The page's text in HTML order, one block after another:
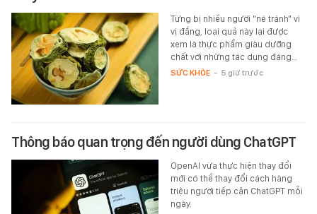
Từng bị nhiều người "né tránh" vì
vị đắng, loại quả này lại được
xem là thực phẩm giàu dưỡng
chất với những tác dụng đáng…
SỨC KHỎE - 5 giờ trước
Thông báo quan trọng đến người dùng ChatGPT
OpenAI vừa thực hiện thay đổi
mới có thể thay đổi cách hàng
triệu người tiếp cận ChatGPT mỗi
ngày.